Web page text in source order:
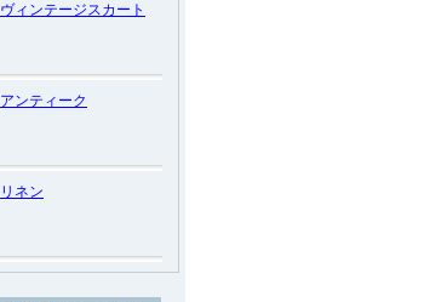
ヴィンテージスカート
アンティーク
リネン